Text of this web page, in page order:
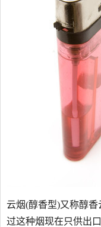
云烟(醇香型)又称醇香
过这种烟现在只供出